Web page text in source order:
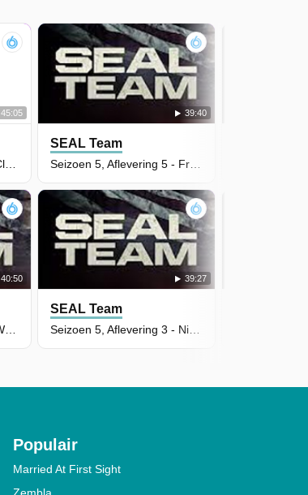
45:05
40:50
39:40
SEAL Team
39:27
SEAL Team
Populair
Married At First Sight